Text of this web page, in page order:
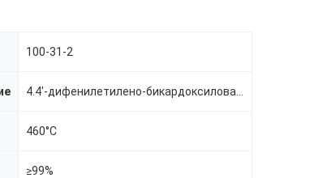
100-31-2
460°C
≥99%